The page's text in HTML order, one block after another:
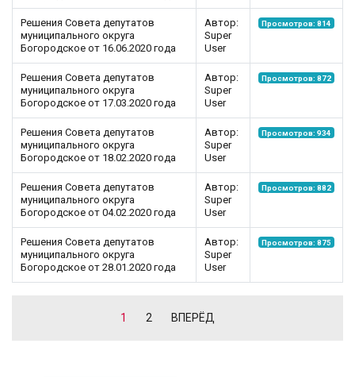
Решения Совета депутатов
муниципального округа
Богородское от 16.06.2020 года
Автор:
Super
User
Просмотров: 814
Решения Совета депутатов
муниципального округа
Богородское от 17.03.2020 года
Автор:
Super
User
Просмотров: 872
Решения Совета депутатов
муниципального округа
Богородское от 18.02.2020 года
Автор:
Super
User
Просмотров: 934
Решения Совета депутатов
муниципального округа
Богородское от 04.02.2020 года
Автор:
Super
User
Просмотров: 882
Решения Совета депутатов
муниципального округа
Богородское от 28.01.2020 года
Автор:
Super
User
Просмотров: 875
1 2 ВПЕРЁД